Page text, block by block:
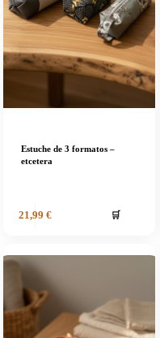
Estuche de 3 formatos –
etcetera
21,99 € 🛒